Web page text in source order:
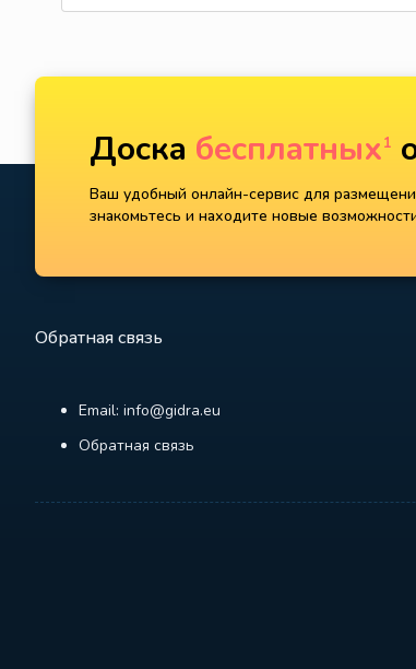
Доска бесплатных1
Ваш удобный онлайн-сервис для
знакомьтесь и находите новые
Обратная связь
Email: info@gidra.eu
Обратная связь